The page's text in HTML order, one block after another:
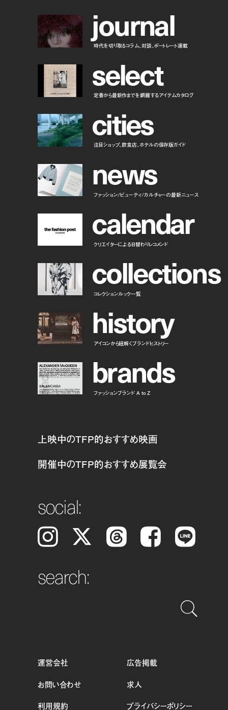
journal
時代を切り取るコラム、対談、ポートレート連載
select
定番から最新作までを網羅するアイテムカタログ
cities
注目ショップ、飲食店、ホテルの保存版ガイド
news
ファッション/ビューティ/カルチャーの最新ニュース
calendar
クリエイターによる日替わりレコメンド
collections
コレクションルック一覧
history
アイコンから紐解くブランドヒストリー
brands
ファッションブランド A to Z
上映中のTFP的おすすめ映画
開催中のTFP的おすすめ展覧会
social:
Instagram 𝕏 Threads Facebook LINE
search:
運営会社
広告掲載
お問い合わせ
求人
利用規約 プライバシーポリシー